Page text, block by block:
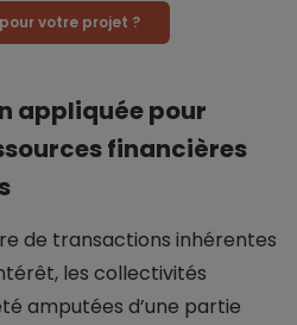
votre projet ?
appliquée pour
financières
de transactions inhérentes
les collectivités
amputées d’une partie